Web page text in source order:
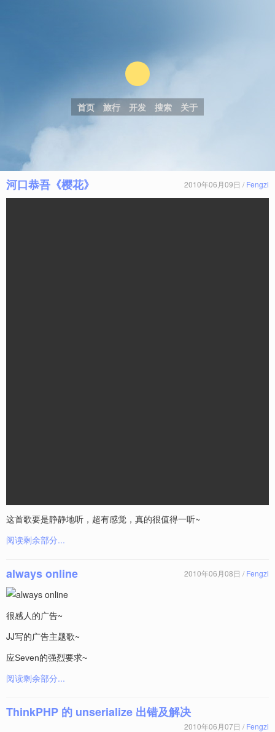
首页 旅行 开发 搜索 关于
河口恭吾《樱花》 2010年06月09日 / Fengzi
这首歌要是静静地听，超有感觉，真的很值得一听~
阅读剩余部分...
always online 2010年06月08日 / Fengzi
很感人的广告~
JJ写的广告主题歌~
应Seven的强烈要求~
阅读剩余部分...
ThinkPHP 的 unserialize 出错及解决
2010年06月07日 / Fengzi